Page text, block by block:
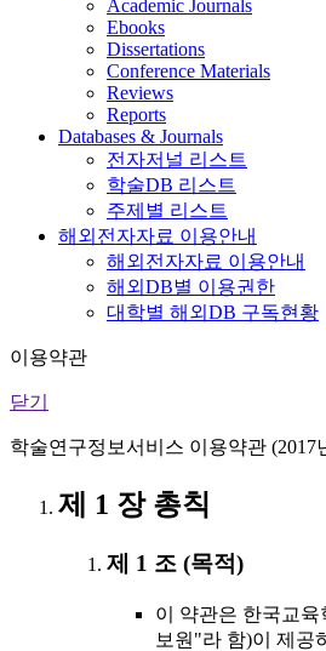
Academic Journals
Ebooks
Dissertations
Conference Materials
Reviews
Reports
Databases & Journals
전자저널 리스트
학술DB 리스트
주제별 리스트
해외전자자료 이용안내
해외전자자료 이용안내
해외DB별 이용권한
대학별 해외DB 구독현황
이용약관
닫기
학술연구정보서비스 이용약관 (2017
제 1 장 총칙
제 1 조 (목적)
이 약관은 한국교
보원"라 함)이 제공